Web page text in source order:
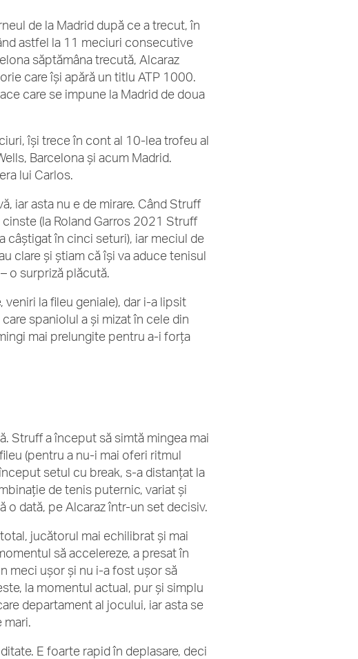
de la Madrid după ce a trecut, în
astfel la 11 meciuri consecutive
săptămâna trecută, Alcaraz
care își apără un titlu ATP 1000.
care se impune la Madrid de doua
își trece în cont al 10-lea trofeu al
Barcelona și acum Madrid.
lui Carlos.
iar asta nu e de mirare. Când Struff
(la Roland Garros 2021 Struff
câștigat în cinci seturi), iar meciul de
clare și știam că își va aduce tenisul
o surpriză plăcută.
la fileu geniale), dar i-a lipsit
spaniolul a și mizat în cele din
mai prelungite pentru a-i forța
Struff a început să simtă mingea mai
(pentru a nu-i mai oferi ritmul
setul cu break, s-a distanțat la
de tenis puternic, variat și
o dată, pe Alcaraz într-un set decisiv.
jucătorul mai echilibrat și mai
să accelereze, a presat în
meci ușor și nu i-a fost ușor să
la momentul actual, pur și simplu
departament al jocului, iar asta se
mari.
E foarte rapid în deplasare, deci